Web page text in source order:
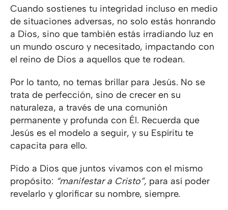
Cuando sostienes tu integridad incluso en medio
de situaciones adversas, no solo estás honrando
a Dios, sino que también estás irradiando luz en
un mundo oscuro y necesitado, impactando con
el reino de Dios a aquellos que te rodean.
Por lo tanto, no temas brillar para Jesús. No se
trata de perfección, sino de crecer en su
naturaleza, a través de una comunión
permanente y profunda con Él. Recuerda que
Jesús es el modelo a seguir, y su Espíritu te
capacita para ello.
Pido a Dios que juntos vivamos con el mismo
propósito: “manifestar a Cristo”, para así poder
revelarlo y glorificar su nombre, siempre.